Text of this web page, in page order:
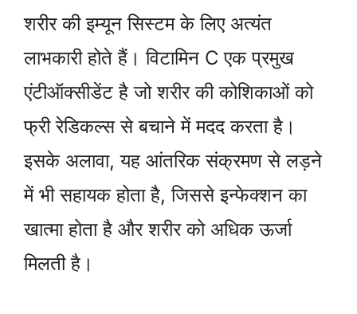
शरीर की इम्यून सिस्टम के लिए अत्यंत
लाभकारी होते हैं। विटामिन C एक प्रमुख
एंटीऑक्सीडेंट है जो शरीर की कोशिकाओं को
फ्री रेडिकल्स से बचाने में मदद करता है।
इसके अलावा, यह आंतरिक संक्रमण से लड़ने
में भी सहायक होता है, जिससे इन्फेक्शन का
खात्मा होता है और शरीर को अधिक ऊर्जा
मिलती है।